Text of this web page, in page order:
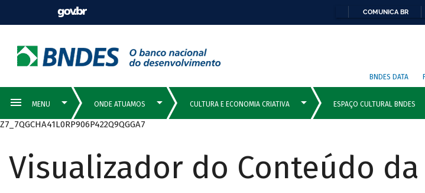
COMUNICA BR
BNDES DATA
Z7_7QGCHA41L0RP906P422Q9QGGA7
Visualizador do Conteúdo da